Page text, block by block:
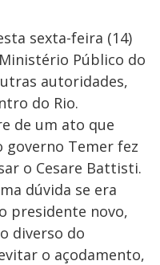
sexta-feira (14)
Público do
autoridades,
do Rio.
de um ato que
governo Temer fez
o Cesare Battisti.
dúvida se era
presidente novo,
diverso do
o açodamento,